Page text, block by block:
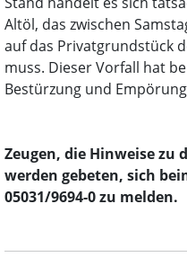
Altöl, das zwischen
auf das Privatgrundstück
muss. Dieser Vorfall hat
Bestürzung und
Zeugen, die Hinweise zu
werden gebeten, sich
05031/9694-0 zu melden.